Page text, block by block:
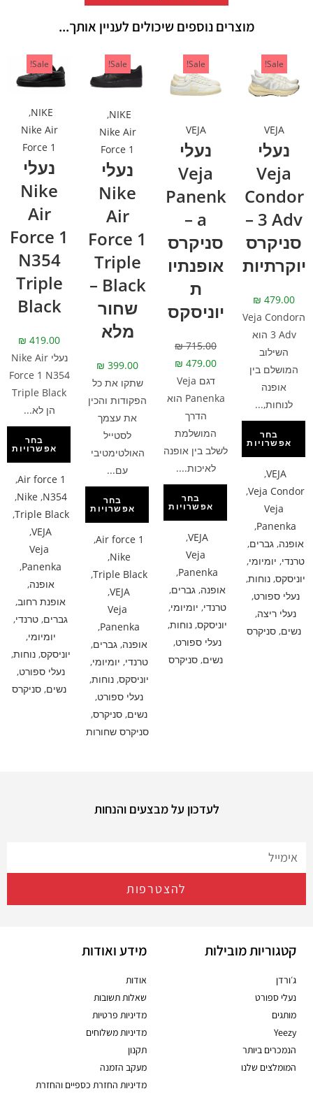
מוצרים נוספים שיכולים לעניין אותך...
Sale!
VEJA
נעלי
Veja
Condor
3 Adv –
סניקרס
יוקרתיות
₪ 479.00
הVeja Condor
3 Adv הוא
השילוב
המושלם בין
אופנה
לנוחות,...
בחר
אפשרויות
VEJA
,
Veja Condor
,
Veja
Panenka
,
אופנה,גברים,
טרנדי, יומיומי,
יוניסקס,נוחות,
נעלי ספורט,
נעלי ריצה,
נשים, סניקרס
Sale!
VEJA
נעלי
Veja
Panenk
a –
סניקרס
אופנתיו
ת
יוניסקס
₪715.00
₪ 479.00
דגם Veja
Panenka הוא
הדרך
המושלמת
לשלב בין אופנה
לאיכות....
בחר
אפשרויות
VEJA
,
Veja
Panenka
,
אופנה,גברים,
טרנדי, יומיומי,
יוניסקס,נוחות,
נעלי ספורט,
נשים, סניקרס
Sale!
NIKE
,
Nike Air
Force 1
נעלי
Nike
Air
Force 1
Triple
Black –
שחור
מלא
₪ 399.00
שתקו את כל
הפקודות והכין
את עצמך
לסטייל
האולטימטיבי
עם...
בחר
אפשרויות
Air force 1
,
Nike
,
Triple Black
,
VEJA
,
Veja
Panenka
,
אופנה,גברים,
טרנדי, יומיומי,
יוניסקס,נוחות,
נעלי ספורט,
נשים,סניקרס,
סניקרס שחורות
Sale!
NIKE
,
Nike Air
Force 1
נעלי
Nike
Air
Force 1
N354
Triple
Black
₪ 419.00
נעלי Nike Air
Force 1 N354
Triple Black
הן לא...
בחר
אפשרויות
Air force 1
,
N354
,
Nike
,
Triple Black
,
VEJA
,
Veja
Panenka
,
אופנה,
אופנת רחוב,
גברים, טרנדי,
יומיומי,
יוניסקס,נוחות,
נעלי ספורט,
נשים, סניקרס
לעדכון על מבצעים והנחות
להצטרפות
קטגוריות מובילות
ג׳ורדן
נעלי ספורט
מותגים
Yeezy
הנמכרים ביותר
המומלצים שלנו
מידע ואודות
אודות
שאלות תשובות
מדיניות פרטיות
מדיניות משלוחים
תקנון
מעקב הזמנה
מדיניות החזרת כספיים והחזרת